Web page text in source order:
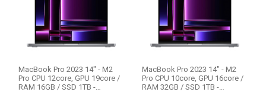
MacBook Pro 2023 14" - M2
Pro CPU 12core, GPU 19core /
RAM 16GB / SSD 1TB -
MacBook Pro 2023 14" - M2
Pro CPU 10core, GPU 16core /
RAM 32GB / SSD 1TB -